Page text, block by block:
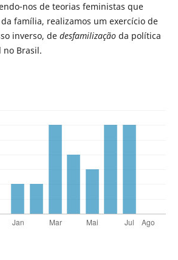
nos de teorias feministas que
família, realizamos um exercício de
inverso, de desfamilizaçãoda política
no Brasil.